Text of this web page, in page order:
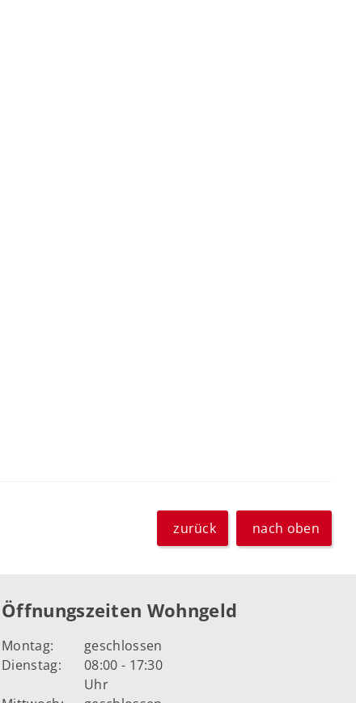
zurück nach oben
Öffnungszeiten Wohngeld
Montag:
geschlossen
Dienstag:
08:00 - 17:30
Uhr